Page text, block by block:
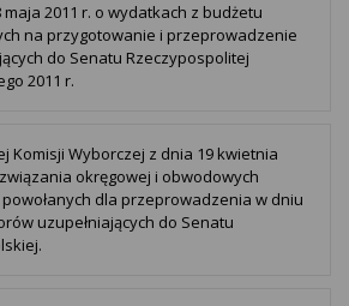
2011 r. o wydatkach z budżetu
na przygotowanie i przeprowadzenie
do Senatu Rzeczypospolitej
2011 r.
Komisji Wyborczej z dnia 19 kwietnia
okręgowej i obwodowych
dla przeprowadzenia w dniu
uzupełniających do Senatu